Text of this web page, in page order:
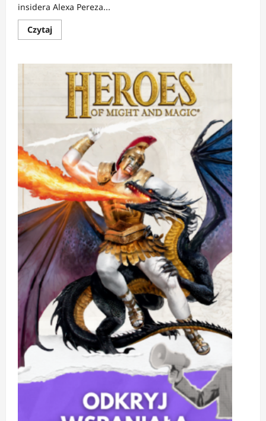
insidera Alexa Pereza...
CzytajDowiedz
się
PLOTKA:
SPIDER‑MAN:
BRAND
NEW
Shang‑Chi,
Silver
Viper…
no
alien
suit?!